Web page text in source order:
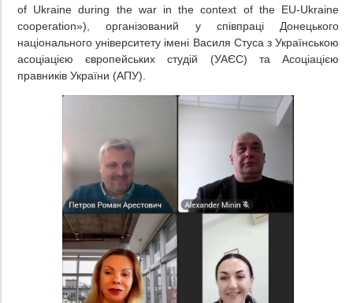
of Ukraine during the war in the context of the EU-Ukraine
cooperation»), організований у співпраці Донецького
національного університету імені Василя Cтуса з Українською
асоціацією європейських студій (УАЄС) та Асоціацією
правників України (АПУ).